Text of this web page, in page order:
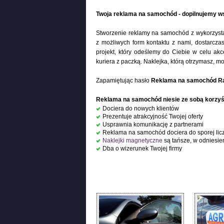
Twoja reklama na samochód - dopilnujemy
Stworzenie reklamy na samochód z
z możliwych form kontaktu z nami,
projekt, który odeślemy do Ciebie w celu
kuriera z paczką. Naklejka, którą otrzymasz,
Zapamiętując hasło Reklama na samochód
Reklama na samochód niesie ze sobą
Dociera do nowych klientów
Prezentuje atrakcyjność Twojej oferty
Usprawnia komunikację z partnerami
Reklama na samochód dociera do sporej
Naklejki magnetyczne są tańsze, w
Dba o wizerunek Twojej firmy